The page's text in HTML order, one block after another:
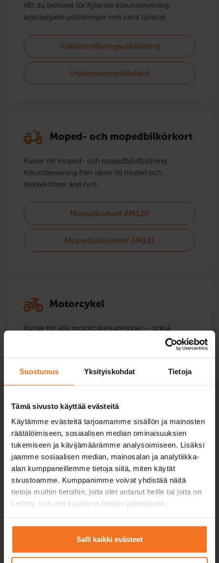
Suostumus Yksityiskohdat Tietoja
Tämä sivusto käyttää evästeitä
Käytämme evästeitä tarjoamamme sisällön ja mainosten
räätälöimiseen, sosiaalisen median ominaisuuksien
tukemiseen ja kävijämäärämme analysoimiseen. Lisäksi
jaamme sosiaalisen median, mainosalan ja analytiikka-
alan kumppaneillemme tietoja siitä, miten käytät
sivustoamme. Kumppanimme voivat yhdistää näitä
tietoja muihin tietoihin, joita olet antanut heille tai joita on
kerätty, kun olet käyttänyt heidän palvelujaan.
Salli kaikki evästeet
Allt du behöver för flytande körundervisning:
lagstadgade utbildningar och extra tjänster.
Riskidentifieringsutbildning
Undervisningstillstånd
Moped- och mopedbilkörkort
Kurser för moped- och mopedbilutbildning.
Körundervisning från våren till hösten och
teorilektioner året runt.
Mopedkörkort AM120
Mopedbilskörkort AM121
Motorcykel
Kurser för alla motorcykelkategorier – också
Lätt Motorcykelkörkort A1
Motorcykelkörkort A
Fyrhjuling och traktor
Fyrhjuling- och traktorkörkort